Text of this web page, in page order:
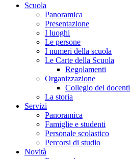
Scuola
Panoramica
Presentazione
I luoghi
Le persone
I numeri della scuola
Le Carte della Scuola
Regolamenti
Organizzazione
Collegio dei docenti
La storia
Servizi
Panoramica
Famiglie e studenti
Personale scolastico
Percorsi di studio
Novità